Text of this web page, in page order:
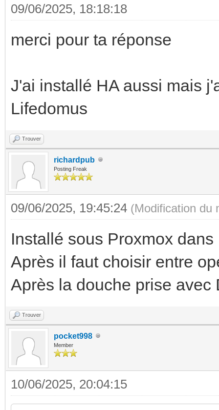
09/06/2025, 18:18:18
merci pour ta réponse
J'ai installé HA aussi mais
Lifedomus
Trouver
richardpub
Posting Freak
09/06/2025, 19:45:24 (Modification du
Installé sous Proxmox
Après il faut choisir entre
Après la douche prise
Trouver
pocket998
Member
10/06/2025, 20:04:15